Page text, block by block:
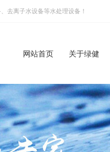
去离子水设备等水处理设备！
网站首页 关于绿健